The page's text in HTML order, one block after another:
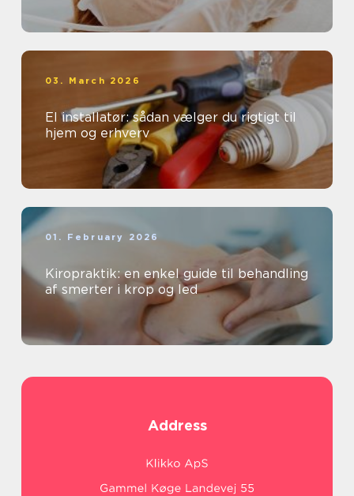
03. March 2026
El installatør: sådan vælger du rigtigt til
hjem og erhverv
01. February 2026
Kiropraktik: en enkel guide til behandling
af smerter i krop og led
Address